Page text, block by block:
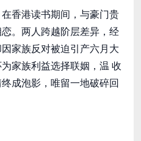
香港读书期间，与豪门贵
。两人跨越阶层差异，经
家族反对被迫引产六月大
家族利益选择联姻，温 收
成泡影，唯留一地破碎回